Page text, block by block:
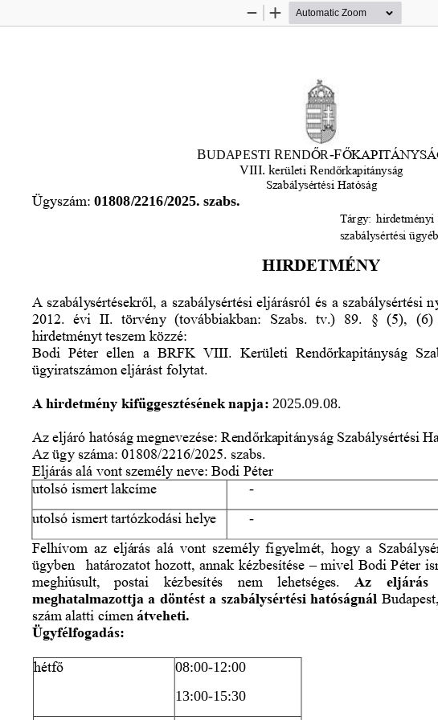
Zoom
Zoom
BUDAPESTI RENDŐR-FŐ
VIII. kerületi Rendőrkapitányság
Szabálysértési Hatóság
Ügyszám: 01808/2216/2025. szabs.
Tárgy:
szabálysértési
HIRDETMÉNY
A szabálysértésekről, a szabálysértési eljárásról és a szabálysértési
2012.  évi  II.  törvény  (továbbiakban:  Szabs.  tv.)  89.  §  (5),  (6)
hirdetményt teszem közzé:
Bodi  Péter  ellen  a  BRFK  VIII.  Kerületi  Rendőrkapitányság
ügyiratszámon eljárást folytat.
A hirdetmény kifüggesztésének napja: 2025.09.08.
Az eljáró hatóság megnevezése: Rendőrkapitányság Szabálysértési
Az ügy száma: 01808/2216/2025. szabs.
Eljárás alá vont személy neve: Bodi Péter
utolsó ismert lakcíme
-
utolsó ismert tartózkodási helye
-
Felhívom az eljárás alá vont személy figyelmét, hogy a
ügyben  határozatot hozott, annak kézbesítése – mivel Bodi Péter
meghiúsult,  postai  kézbesítés  nem  lehetséges.
Az  eljárás
meghatalmazottja a döntést a szabálysértési hatóságnál
szám alatti címen átveheti.
Ügyfélfogadás:
hétfő 08:00-12:00
13:00-15:30